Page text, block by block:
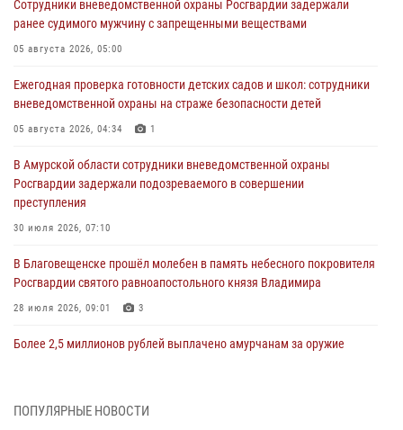
Сотрудники вневедомственной охраны Росгвардии задержали
ранее судимого мужчину с запрещенными веществами
05 августа 2026, 05:00
Ежегодная проверка готовности детских садов и школ: сотрудники
вневедомственной охраны на страже безопасности детей
05 августа 2026, 04:34 1
В Амурской области сотрудники вневедомственной охраны
Росгвардии задержали подозреваемого в совершении
преступления
30 июля 2026, 07:10
В Благовещенске прошёл молебен в память небесного покровителя
Росгвардии святого равноапостольного князя Владимира
28 июля 2026, 09:01 3
Более 2,5 миллионов рублей выплачено амурчанам за оружие
ПОПУЛЯРНЫЕ НОВОСТИ